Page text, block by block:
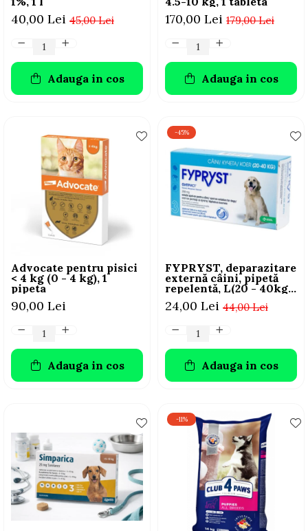
45,00 Lei
40,00 Lei
Adauga in cos
179,00 Lei
170,00 Lei
Adauga in cos
Advocate pentru pisici
< 4 kg (0 - 4 kg), 1
pipeta
90,00 Lei
Adauga in cos
-45%
FYPRYST, deparazitare
externă câini, pipetă
repelentă, L(20 - 40kg),
1 buc
44,00 Lei
24,00 Lei
Adauga in cos
-11%